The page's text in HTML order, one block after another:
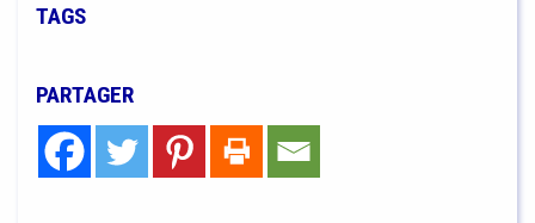
TAGS
PARTAGER